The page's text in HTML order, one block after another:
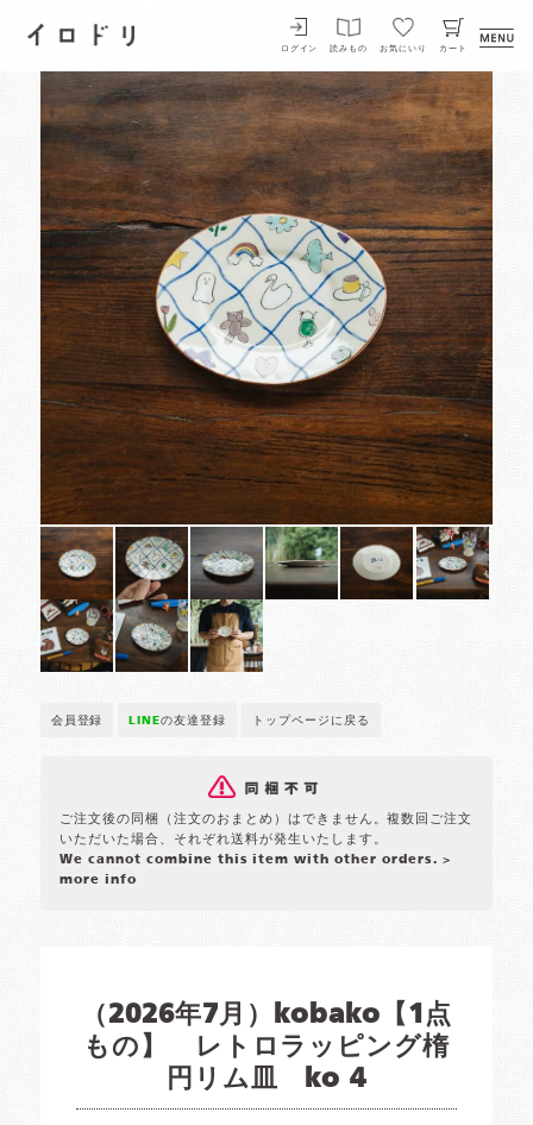
イロドリ
ログイン 読みもの お気にいり カート
会員登録 LINEの友達登録 トップページに戻る
ご注文後の同梱（注文のおまとめ）はできません。複数回ご注文
いただいた場合、それぞれ送料が発生いたします。
We cannot combine this item with other orders. >
more info
（2026年7月）kobako【1点
もの】 レトロラッピング楕
円リム皿 ko 4